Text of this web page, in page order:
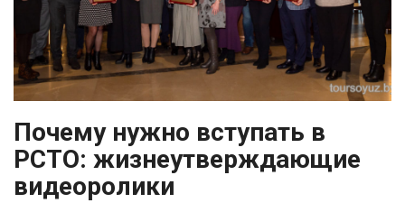
Почему нужно вступать в
РСТО: жизнеутверждающие
видеоролики